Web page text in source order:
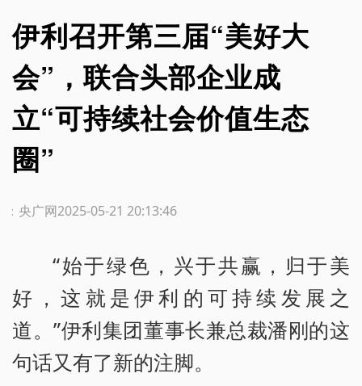
伊利召开第三届“美好大
会”，联合头部企业成
立“可持续社会价值生态
圈”
2025-05-21 20:13:46
：央广网
“始于绿色，兴于共赢，归于美
好，这就是伊利的可持续发展之
道。”伊利集团董事长兼总裁潘刚的这
句话又有了新的注脚。